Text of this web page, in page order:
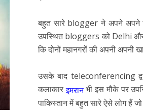
बहुत सारे blogger ने अपने अपने
उपस्थित bloggers को Delhi और
कि दोनों महानगरों की अपनी
उसके बाद teleconferencing
कलाकारइमरानभी इस मौके पर
पाकिस्तान में बहुत सारे ऐसे लोग हैं